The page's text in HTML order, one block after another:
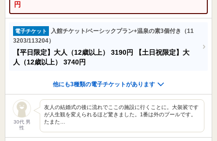
円
電子チケット
入館チケット/ベーシックプラン+温泉の素3個付き（11
3203/113204）
【平日限定】大人（12歳以上） 3190円
【土日祝限定】大
人（12歳以上） 3740円
他にも3種類の電子チケットがあります
30代 男
性
友人の結婚式の後に流れでここの施設に行くことに。大袈裟です
が人生観を変えられるほど驚きました。1番は外のプールです。
たまた…